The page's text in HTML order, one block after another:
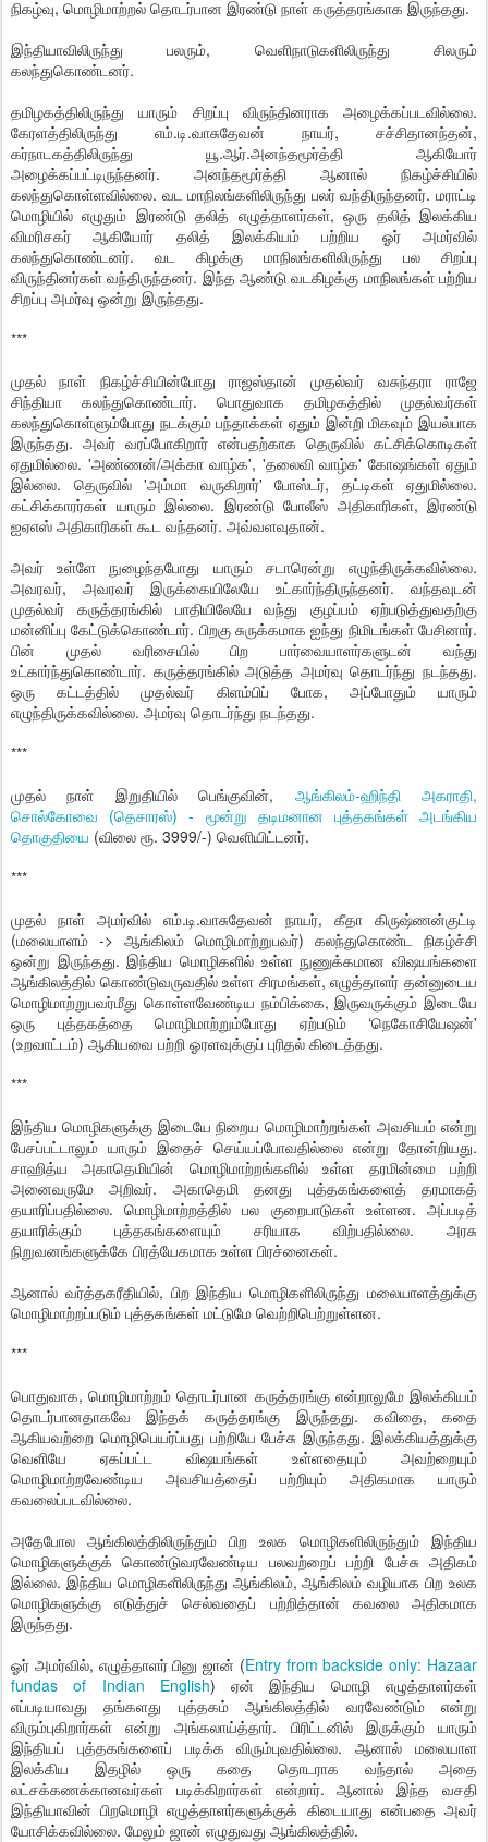
நிகழ்வு, மொழிமாற்றல் தொடர்பான இரண்டு நாள் கருத்தரங்காக இருந்தது.
இந்தியாவிலிருந்து பலரும், வெளிநாடுகளிலிருந்து சிலரும்
கலந்துகொண்டனர்.
தமிழகத்திலிருந்து யாரும் சிறப்பு விருந்தினராக அழைக்கப்படவில்லை.
கேரளத்திலிருந்து எம்.டி.வாசுதேவன் நாயர், சச்சிதானந்தன்,
கர்நாடகத்திலிருந்து யூ.ஆர்.அனந்தமூர்த்தி ஆகியோர்
அழைக்கப்பட்டிருந்தனர். அனந்தமூர்த்தி ஆனால் நிகழ்ச்சியில்
கலந்துகொள்ளவில்லை. வட மாநிலங்களிலிருந்து பலர் வந்திருந்தனர். மராட்டி
மொழியில் எழுதும் இரண்டு தலித் எழுத்தாளர்கள், ஒரு தலித் இலக்கிய
விமரிசகர் ஆகியோர் தலித் இலக்கியம் பற்றிய ஓர் அமர்வில்
கலந்துகொண்டனர். வட கிழக்கு மாநிலங்களிலிருந்து பல சிறப்பு
விருந்தினர்கள் வந்திருந்தனர். இந்த ஆண்டு வடகிழக்கு மாநிலங்கள் பற்றிய
சிறப்பு அமர்வு ஒன்று இருந்தது.
***
முதல் நாள் நிகழ்ச்சியின்போது ராஜஸ்தான் முதல்வர் வசுந்தரா ராஜே
சிந்தியா கலந்துகொண்டார். பொதுவாக தமிழகத்தில் முதல்வர்கள்
கலந்துகொள்ளும்போது நடக்கும் பந்தாக்கள் ஏதும் இன்றி மிகவும் இயல்பாக
இருந்தது. அவர் வரப்போகிறார் என்பதற்காக தெருவில் கட்சிக்கொடிகள்
ஏதுமில்லை. 'அண்ணன்/அக்கா வாழ்க', 'தலைவி வாழ்க' கோஷங்கள் ஏதும்
இல்லை. தெருவில் 'அம்மா வருகிறார்' போஸ்டர், தட்டிகள் ஏதுமில்லை.
கட்சிக்காரர்கள் யாரும் இல்லை. இரண்டு போலீஸ் அதிகாரிகள், இரண்டு
ஐஏஎஸ் அதிகாரிகள் கூட வந்தனர். அவ்வளவுதான்.
அவர் உள்ளே நுழைந்தபோது யாரும் சடாரென்று எழுந்திருக்கவில்லை.
அவரவர், அவரவர் இருக்கையிலேயே உட்கார்ந்திருந்தனர். வந்தவுடன்
முதல்வர் கருத்தரங்கில் பாதியிலேயே வந்து குழப்பம் ஏற்படுத்துவதற்கு
மன்னிப்பு கேட்டுக்கொண்டார். பிறகு சுருக்கமாக ஐந்து நிமிடங்கள் பேசினார்.
பின் முதல் வரிசையில் பிற பார்வையாளர்களுடன் வந்து
உட்கார்ந்துகொண்டார். கருத்தரங்கில் அடுத்த அமர்வு தொடர்ந்து நடந்தது.
ஒரு கட்டத்தில் முதல்வர் கிளம்பிப் போக, அப்போதும் யாரும்
எழுந்திருக்கவில்லை. அமர்வு தொடர்ந்து நடந்தது.
***
முதல் நாள் இறுதியில் பெங்குவின், ஆங்கிலம்-ஹிந்தி அகராதி,
சொல்கோவை (தெசாரஸ்) - மூன்று தடிமனான புத்தகங்கள் அடங்கிய
தொகுதியை (விலை ரூ. 3999/-) வெளியிட்டனர்.
***
முதல் நாள் அமர்வில் எம்.டி.வாசுதேவன் நாயர், கீதா கிருஷ்ணன்குட்டி
(மலையாளம் -> ஆங்கிலம் மொழிமாற்றுபவர்) கலந்துகொண்ட நிகழ்ச்சி
ஒன்று இருந்தது. இந்திய மொழிகளில் உள்ள நுணுக்கமான விஷயங்களை
ஆங்கிலத்தில் கொண்டுவருவதில் உள்ள சிரமங்கள், எழுத்தாளர் தன்னுடைய
மொழிமாற்றுபவர்மீது கொள்ளவேண்டிய நம்பிக்கை, இருவருக்கும் இடையே
ஒரு புத்தகத்தை மொழிமாற்றும்போது ஏற்படும் ‘நெகோசியேஷன்'
(உறவாட்டம்) ஆகியவை பற்றி ஓரளவுக்குப் புரிதல் கிடைத்தது.
***
இந்திய மொழிகளுக்கு இடையே நிறைய மொழிமாற்றங்கள் அவசியம் என்று
பேசப்பட்டாலும் யாரும் இதைச் செய்யப்போவதில்லை என்று தோன்றியது.
சாஹித்ய அகாதெமியின் மொழிமாற்றங்களில் உள்ள தரமின்மை பற்றி
அனைவருமே அறிவர். அகாதெமி தனது புத்தகங்களைத் தரமாகத்
தயாரிப்பதில்லை. மொழிமாற்றத்தில் பல குறைபாடுகள் உள்ளன. அப்படித்
தயாரிக்கும் புத்தகங்களையும் சரியாக விற்பதில்லை. அரசு
நிறுவனங்களுக்கே பிரத்யேகமாக உள்ள பிரச்னைகள்.
ஆனால் வர்த்தகரீதியில், பிற இந்திய மொழிகளிலிருந்து மலையாளத்துக்கு
மொழிமாற்றப்படும் புத்தகங்கள் மட்டுமே வெற்றிபெற்றுள்ளன.
***
பொதுவாக, மொழிமாற்றம் தொடர்பான கருத்தரங்கு என்றாலுமே இலக்கியம்
தொடர்பானதாகவே இந்தக் கருத்தரங்கு இருந்தது. கவிதை, கதை
ஆகியவற்றை மொழிபெயர்ப்பது பற்றியே பேச்சு இருந்தது. இலக்கியத்துக்கு
வெளியே ஏகப்பட்ட விஷயங்கள் உள்ளதையும் அவற்றையும்
மொழிமாற்றவேண்டிய அவசியத்தைப் பற்றியும் அதிகமாக யாரும்
கவலைப்படவில்லை.
அதேபோல ஆங்கிலத்திலிருந்தும் பிற உலக மொழிகளிலிருந்தும் இந்திய
மொழிகளுக்குக் கொண்டுவரவேண்டிய பலவற்றைப் பற்றி பேச்சு அதிகம்
இல்லை. இந்திய மொழிகளிலிருந்து ஆங்கிலம், ஆங்கிலம் வழியாக பிற உலக
மொழிகளுக்கு எடுத்துச் செல்வதைப் பற்றித்தான் கவலை அதிகமாக
இருந்தது.
ஓர் அமர்வில், எழுத்தாளர் பினு ஜான் (Entry from backside only: Hazaar
fundas of Indian English) ஏன் இந்திய மொழி எழுத்தாளர்கள்
எப்படியாவது தங்களது புத்தகம் ஆங்கிலத்தில் வரவேண்டும் என்று
விரும்புகிறார்கள் என்று அங்கலாய்த்தார். பிரிட்டனில் இருக்கும் யாரும்
இந்தியப் புத்தகங்களைப் படிக்க விரும்புவதில்லை. ஆனால் மலையாள
இலக்கிய இதழில் ஒரு கதை தொடராக வந்தால் அதை
லட்சக்கணக்கானவர்கள் படிக்கிறார்கள் என்றார். ஆனால் இந்த வசதி
இந்தியாவின் பிறமொழி எழுத்தாளர்களுக்குக் கிடையாது என்பதை அவர்
யோசிக்கவில்லை. மேலும் ஜான் எழுதுவது ஆங்கிலத்தில்.